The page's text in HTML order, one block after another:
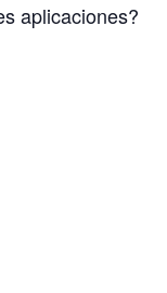
aplicaciones?